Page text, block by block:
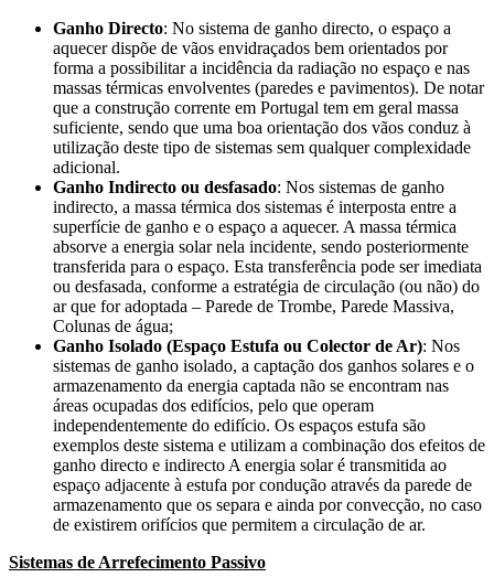
Ganho Directo: No sistema de ganho directo, o espaço a
aquecer dispõe de vãos envidraçados bem orientados por
forma a possibilitar a incidência da radiação no espaço e nas
massas térmicas envolventes (paredes e pavimentos). De notar
que a construção corrente em Portugal tem em geral massa
suficiente, sendo que uma boa orientação dos vãos conduz à
utilização deste tipo de sistemas sem qualquer complexidade
adicional.
Ganho Indirecto ou desfasado: Nos sistemas de ganho
indirecto, a massa térmica dos sistemas é interposta entre a
superfície de ganho e o espaço a aquecer. A massa térmica
absorve a energia solar nela incidente, sendo posteriormente
transferida para o espaço. Esta transferência pode ser imediata
ou desfasada, conforme a estratégia de circulação (ou não) do
ar que for adoptada – Parede de Trombe, Parede Massiva,
Colunas de água;
Ganho Isolado (Espaço Estufa ou Colector de Ar): Nos
sistemas de ganho isolado, a captação dos ganhos solares e o
armazenamento da energia captada não se encontram nas
áreas ocupadas dos edifícios, pelo que operam
independentemente do edifício. Os espaços estufa são
exemplos deste sistema e utilizam a combinação dos efeitos de
ganho directo e indirecto A energia solar é transmitida ao
espaço adjacente à estufa por condução através da parede de
armazenamento que os separa e ainda por convecção, no caso
de existirem orifícios que permitem a circulação de ar.
Sistemas de Arrefecimento Passivo